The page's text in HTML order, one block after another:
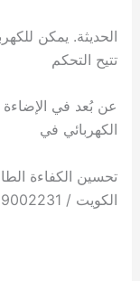
الحديثة. يمكن
تتيح التحكم
عن بُعد في الإضاءة
الكهربائي في
تحسين الكفاءة
الكويت / 69002231 / فني كهربائي منازل الكويت